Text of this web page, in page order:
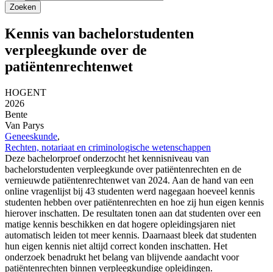
Kennis van bachelorstudenten
verpleegkunde over de
patiëntenrechtenwet
HOGENT
2026
Bente
Van Parys
Geneeskunde,
Rechten, notariaat en criminologische wetenschappen
Deze bachelorproef onderzocht het kennisniveau van
bachelorstudenten verpleegkunde over patiëntenrechten en de
vernieuwde patiëntenrechtenwet van 2024. Aan de hand van een
online vragenlijst bij 43 studenten werd nagegaan hoeveel kennis
studenten hebben over patiëntenrechten en hoe zij hun eigen kennis
hierover inschatten. De resultaten tonen aan dat studenten over een
matige kennis beschikken en dat hogere opleidingsjaren niet
automatisch leiden tot meer kennis. Daarnaast bleek dat studenten
hun eigen kennis niet altijd correct konden inschatten. Het
onderzoek benadrukt het belang van blijvende aandacht voor
patiëntenrechten binnen verpleegkundige opleidingen.